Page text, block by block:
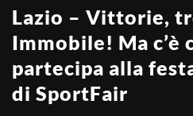
Lazio – Vittorie,
Immobile! Ma c’è
partecipa alla
di SportFair